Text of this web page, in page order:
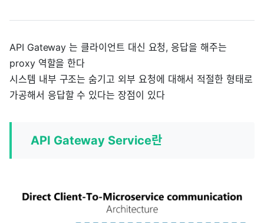
API Gateway 는 클라이언트 대신 요청, 응답을 해주는
proxy 역할을 한다
시스템 내부 구조는 숨기고 외부 요청에 대해서 적절한 형태로
가공해서 응답할 수 있다는 장점이 있다
API Gateway Service란